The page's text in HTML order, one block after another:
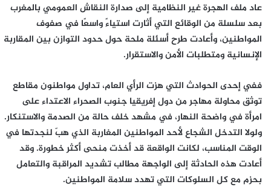
عاد ملف الهجرة غير النظامية إلى صدارة النقاش العمومي بالمغرب
بعد سلسلة من الوقائع التي أثارت استياءً واسعًا في صفوف
المواطنين، وأعادت طرح أسئلة ملحة حول حدود التوازن بين المقاربة
الإنسانية ومتطلبات الأمن والاستقرار.
ففي إحدى الحوادث التي هزت الرأي العام، تداول مواطنون مقاطع
توثق محاولة مهاجر من دول إفريقيا جنوب الصحراء الاعتداء على
امرأة في واضحة النهار، في مشهد خلف حالة من الصدمة والاستنكار.
ولولا التدخل الشجاع لأحد المواطنين المغاربة الذي هبّ لنجدتها في
الوقت المناسب، لكانت الواقعة قد أخذت منحى أكثر خطورة. وقد
أعادت هذه الحادثة إلى الواجهة مطالب تشديد المراقبة والتعامل
بحزم مع كل السلوكات التي تهدد سلامة المواطنين.